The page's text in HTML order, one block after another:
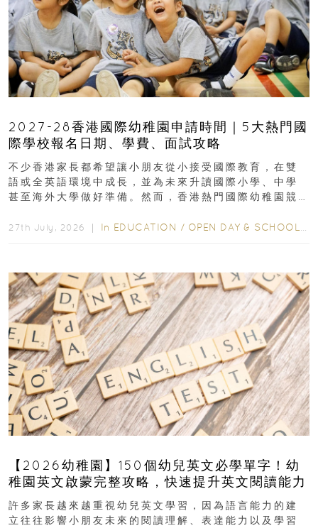
2027-28香港國際幼稚園申請時間｜5大熱門國
際學校報名日期、學費、面試攻略
不少香港家長都希望讓小朋友從小接受國際教育，在雙
語或全英語環境中成長，並為未來升讀國際小學、中學
甚至海外大學做好準備。然而，香港熱門國際幼稚園競
27th July, 2026 ｜ In EDUCATION / OPEN DAY & SCHOOL EVENTS
【2026幼稚園】150個幼兒英文必學單字！幼
稚園英文啟蒙完整攻略，快速提升英文閱讀能力
許多家長越來越重視幼兒英文學習，因為語言能力的建
立往往影響小朋友未來的閱讀理解、表達能力以及學習